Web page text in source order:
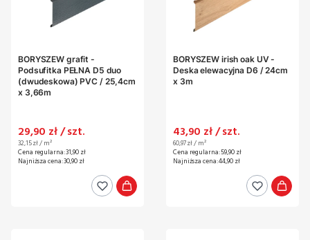
BORYSZEW grafit -
Podsufitka PEŁNA D5 duo
(dwudeskowa) PVC / 25,4cm
x 3,66m
Cena promocyjna
29,90 zł / szt.
Cena jednostkowa
32,15 zł / m²
Cena regularna:31,90 zł
Najniższa cena:30,90 zł
BORYSZEW irish oak UV -
Deska elewacyjna D6 / 24cm
x 3m
Cena promocyjna
43,90 zł / szt.
Cena jednostkowa
60,97 zł / m²
Cena regularna:59,90 zł
Najniższa cena:44,90 zł